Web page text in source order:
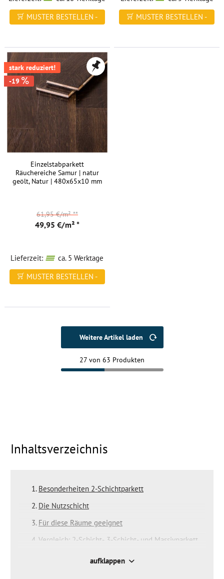
MUSTER BESTELLEN -
MUSTER BESTELLEN -
stark reduziert!
-19
Einzelstabparkett
Räuchereiche Samur | natur
geölt, Natur | 480x65x10 mm
49,95 €/m² *
61,95 €/m²**
Lieferzeit:
ca. 5 Werktage
MUSTER BESTELLEN -
Weitere Artikel laden
27 von 63 Produkten
Inhaltsverzeichnis
Besonderheiten 2-Schichtparkett
Die Nutzschicht
Für diese Räume geeignet
Vergleich: 2-Schicht-, 3-Schicht- und Massivparkett
Beliebteste Holzartenaufklappen